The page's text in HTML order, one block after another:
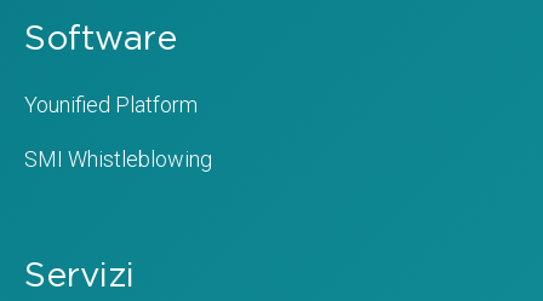
Software
Younified Platform
SMI Whistleblowing
Servizi